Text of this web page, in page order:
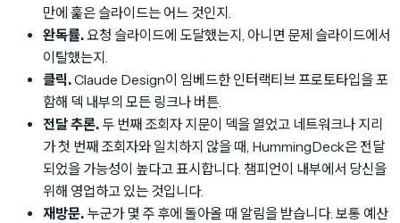
만에 훑은 슬라이드는 어느 것인지.
완독률.요청 슬라이드에 도달했는지, 아니면 문제 슬라이드에서
이탈했는지.
클릭.Claude Design이 임베드한 인터랙티브 프로토타입을 포
함해 덱 내부의 모든 링크나 버튼.
전달 추론. 두 번째 조회자 지문이 덱을 열었고 네트워크나 지리
가 첫 번째 조회자와 일치하지 않을 때, HummingDeck은 전달
되었을 가능성이 높다고 표시합니다. 챔피언이 내부에서 당신을
위해 영업하고 있는 것입니다.
재방문. 누군가 몇 주 후에 돌아올 때 알림을 받습니다. 보통 예산